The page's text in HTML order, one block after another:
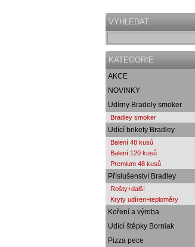
VYHLEDAT
KATEGORIE
AKCE
NOVINKY
Udírny Bradely smoker
Bradley smoker
Udící brikety Bradley
Balení 48 kusů
Balení 120 kusů
Premium 48 kusů
Příslušenství Bradley
Rošty+další
Kryty udíren+teploměry
Koření a výroba
Udící štěpky Borniak
Pizza pece